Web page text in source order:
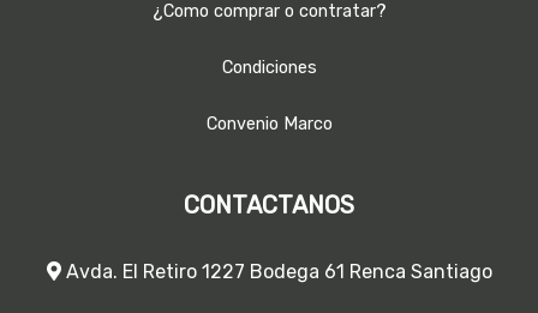
¿Como comprar o contratar?
Condiciones
Convenio Marco
CONTACTANOS
Avda. El Retiro 1227 Bodega 61 Renca Santiago